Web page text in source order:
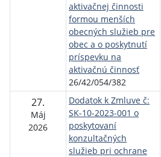
aktivačnej činnosti
formou menších
obecných služieb pre
obec a o poskytnutí
príspevku na
aktivačnú činnosť
26/42/054/382
27.
Máj
2026
Dodatok k Zmluve č:
SK-10-2023-001 o
poskytovaní
konzultačných
služieb pri ochrane